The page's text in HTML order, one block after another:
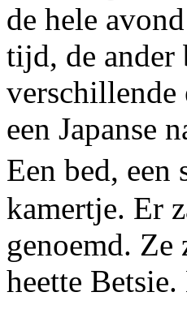
de hele
tijd, de ander
verschillende
een Japanse
Een bed,
kamertje. Er
genoemd.
heette